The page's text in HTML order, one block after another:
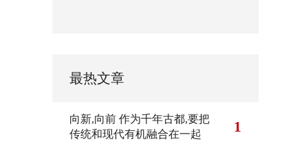
最热文章
向新,向前 作为千年古都,要把
传统和现代有机融合在一起
1